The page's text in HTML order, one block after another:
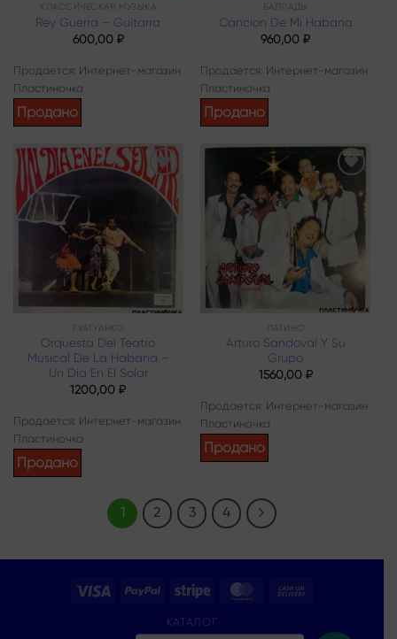
КЛАССИЧЕСКАЯ МУЗЫКА
Rey Guerra – Guitarra
600,00 ₽
Продается: Интернет-магазин
Пластиночка
Продано
БАЛЛАДЫ
Cancion De Mi Habana
960,00₽
Продается: Интернет-магазин
Пластиночка
Продано
Add to
wishlist
ГУАГУАНКО
Orquesta Del Teatro
Musical De La Habana –
Un Día En El Solar
1200,00₽
Продается: Интернет-магазин
Пластиночка
Продано
Add to
wishlist
ЛАТИНО
Arturo Sandoval Y Su
Grupo
1560,00 ₽
Продается: Интернет-магазин
Пластиночка
Продано
1 2 3 4
Visa PayPal Stripe MasterCard
Delivery
КАТАЛОГ